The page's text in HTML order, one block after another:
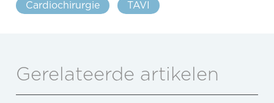
Cardiochirurgie TAVI
Gerelateerde artikelen